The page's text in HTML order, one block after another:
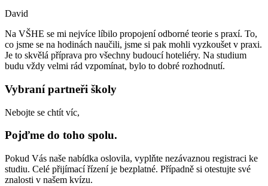
David
Na VŠHE se mi nejvíce líbilo propojení odborné teorie s praxí. To,
co jsme se na hodinách naučili, jsme si pak mohli vyzkoušet v praxi.
Je to skvělá příprava pro všechny budoucí hoteliéry. Na studium
budu vždy velmi rád vzpomínat, bylo to dobré rozhodnutí.
Vybraní partneři školy
Nebojte se chtít víc,
Pojďme do toho spolu.
Pokud Vás naše nabídka oslovila, vyplňte nezávaznou registraci ke
studiu. Celé přijímací řízení je bezplatné. Případně si otestujte své
znalosti v našem kvízu.